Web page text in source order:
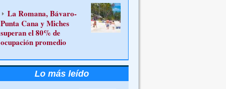
La Romana, Bávaro-
Punta Cana y Miches
superan el 80% de
ocupación promedio
Lo más leído